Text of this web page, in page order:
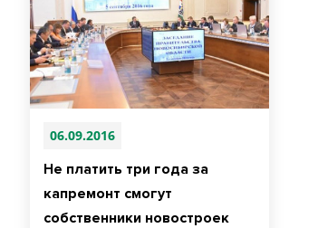
06.09.2016
Не платить три года за
капремонт смогут
собственники новостроек